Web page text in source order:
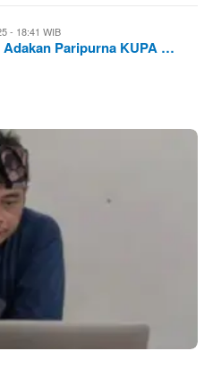
- 18:41 WIB
Paripurna KUPA …